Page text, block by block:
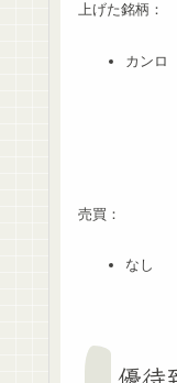
上げた銘柄：
カンロ
売買：
なし